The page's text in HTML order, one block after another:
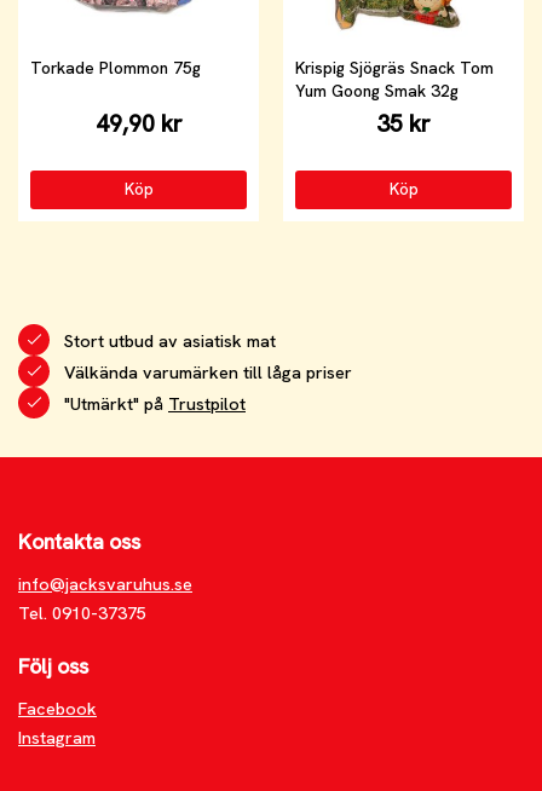
Torkade Plommon 75g
49,90 kr
Köp
Krispig Sjögräs Snack Tom
Yum Goong Smak 32g
35 kr
Köp
Stort utbud av asiatisk mat
Välkända varumärken till låga priser
"Utmärkt" på Trustpilot
Kontakta oss
info@jacksvaruhus.se
Tel. 0910-37375
Följ oss
Facebook
Instagram